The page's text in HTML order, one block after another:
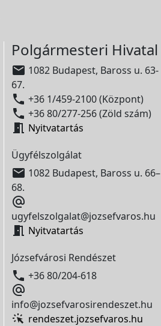
Polgármesteri Hivatal
 1082 Budapest, Baross u. 63-
67.
 +36 1/459-2100 (Központ)
 +36 80/277-256 (Zöld szám)
 Nyitvatartás
Ügyfélszolgálat
 1082 Budapest, Baross u. 66–
68.

ugyfelszolgalat@jozsefvaros.hu
 Nyitvatartás
Józsefvárosi Rendészet
 +36 80/204-618

info@jozsefvarosirendeszet.hu
rendeszet.jozsefvaros.hu